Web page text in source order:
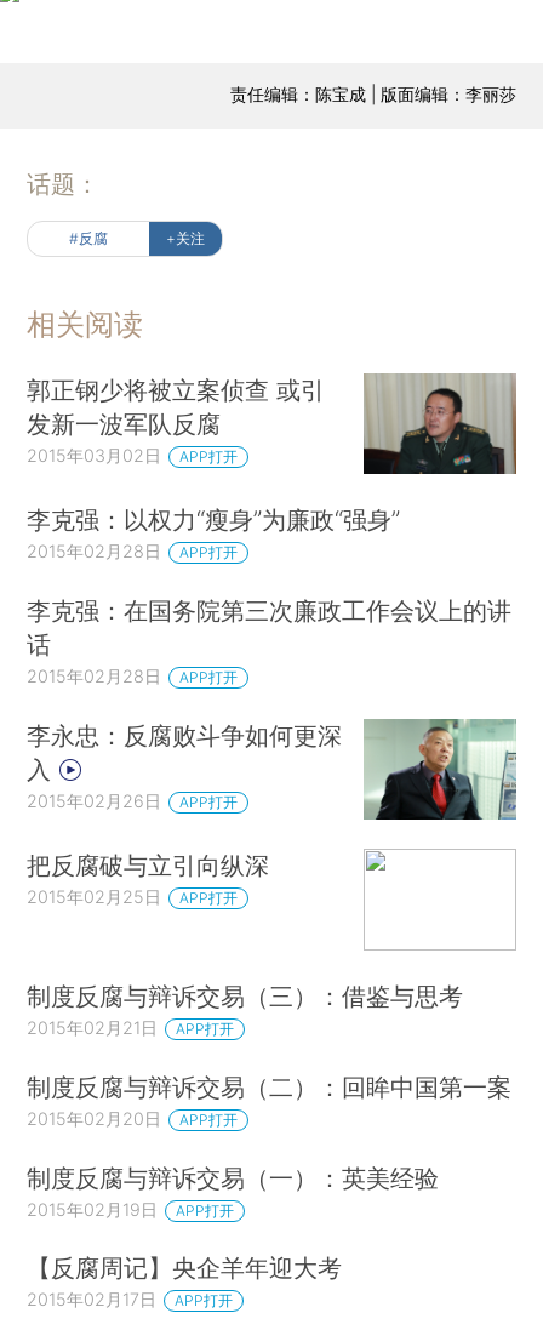
责任编辑：陈宝成 | 版面编辑：李丽莎
话题：
#反腐 +关注
相关阅读
郭正钢少将被立案侦查 或引
发新一波军队反腐
2015年03月02日 APP打开
李克强：以权力“瘦身”为廉政“强身”
2015年02月28日 APP打开
李克强：在国务院第三次廉政工作会议上的讲
话
2015年02月28日 APP打开
李永忠：反腐败斗争如何更深
入
2015年02月26日 APP打开
把反腐破与立引向纵深
2015年02月25日 APP打开
制度反腐与辩诉交易（三）：借鉴与思考
2015年02月21日 APP打开
制度反腐与辩诉交易（二）：回眸中国第一案
2015年02月20日 APP打开
制度反腐与辩诉交易（一）：英美经验
2015年02月19日 APP打开
【反腐周记】央企羊年迎大考
2015年02月17日 APP打开